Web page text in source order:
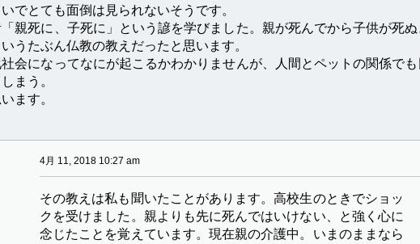
でとても面倒は見られないそうです。
親死に、子死に」という諺を学びました。親が死んでから子供が死
うたぶん仏教の教えだったと思います。
会になってなにが起こるかわかりませんが、人間とペットの関係で
まう。
ます。
4月 11, 2018 10:27 am
その教えは私も聞いたことがあります。高校生のときでショッ
クを受けました。親よりも先に死んではいけない、と強く心に
念じたことを覚えています。現在親の介護中。いまのままなら